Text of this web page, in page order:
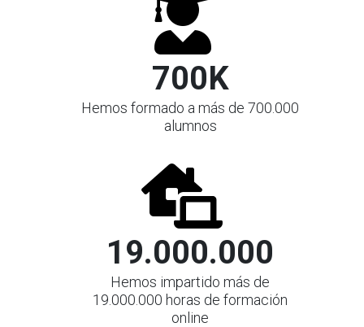
700K
Hemos formado a más de 700.000
alumnos
19.000.000
Hemos impartido más de
19.000.000 horas de formación
online